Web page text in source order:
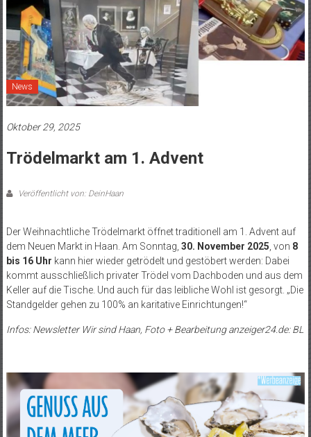
News
Oktober 29, 2025
Trödelmarkt am 1. Advent
Veröffentlicht von: DeinHaan
Der Weihnachtliche Trödelmarkt öffnet traditionell am 1. Advent auf
dem Neuen Markt in Haan. Am Sonntag, 30. November 2025 , von 8
bis 16 Uhr kann hier wieder getrödelt und gestöbert werden: Dabei
kommt ausschließlich privater Trödel vom Dachboden und aus dem
Keller auf die Tische. Und auch für das leibliche Wohl ist gesorgt. „Die
Standgelder gehen zu 100% an karitative Einrichtungen!“
Infos: Newsletter Wir sind Haan, Foto + Bearbeitung anzeiger24.de: BL